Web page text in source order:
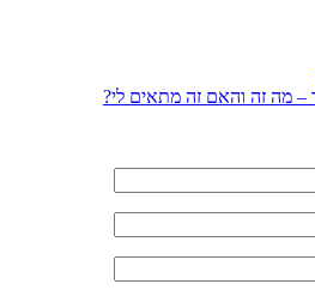
– מה זה והאם זה מתאים לי?